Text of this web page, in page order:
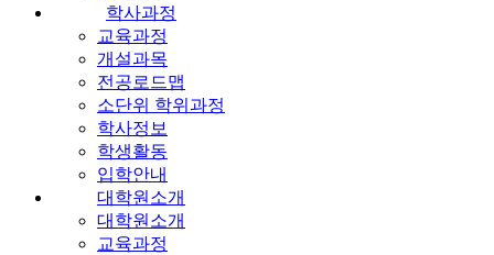
학사과정
교육과정
개설과목
전공로드맵
소단위 학위과정
학사정보
학생활동
입학안내
대학원소개
대학원소개
교육과정